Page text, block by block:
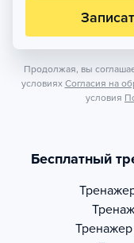
Продолжая, вы
условиях Согласия на
условия
Бесплатный
Тренажер